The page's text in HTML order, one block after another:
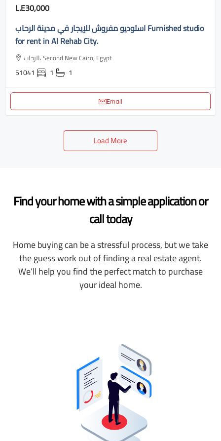
L.E30,000
استوديو مفروش للإيجار في مدينة الرحاب Furnished studio
for rent in Al Rehab City.
الرحاب، Second New Cairo, Egypt
51041 1 1
Email
Load More
Find your home with a simple application or
call today
Home buying can be a stressful process, but we take
the guess work out of finding a real estate agent.
We’ll help you find the perfect match to purchase
your ideal home.